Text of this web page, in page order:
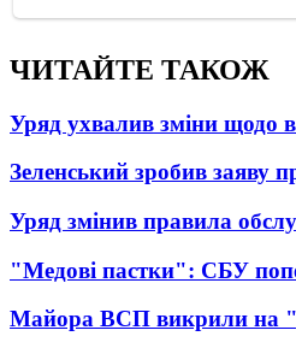
ЧИТАЙТЕ ТАКОЖ
Уряд ухвалив зміни щодо
Зеленський зробив заяву
Уряд змінив правила
"Медові пастки": СБУ
Майора ВСП викрили на